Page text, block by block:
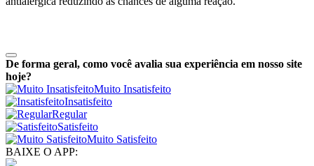
De forma geral, como você avalia sua experiência em nosso site
hoje?
Muito Insatisfeito
Insatisfeito
Regular
Satisfeito
Muito Satisfeito
BAIXE O APP: